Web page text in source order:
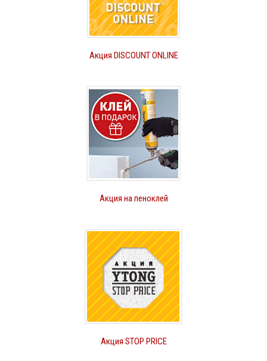
Акция DISCOUNT ONLINE
Акция на пеноклей
Акция STOP PRICE